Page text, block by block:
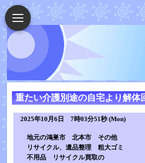
重たい介護別途の自宅より
2025年10月6日 7時03分51秒 (Mon)
地元の鴻巣市 北本市 その他
リサイクル、遺品整理 粗大ゴミ
不用品 リサイクル買取の